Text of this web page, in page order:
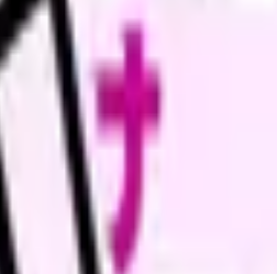
ビスへの問い合わせ導線を設
。